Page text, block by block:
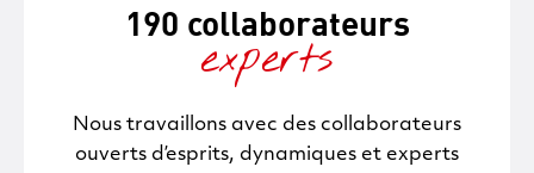
190 collaborateurs
experts
Nous travaillons avec des collaborateurs
ouverts d’esprits, dynamiques et experts